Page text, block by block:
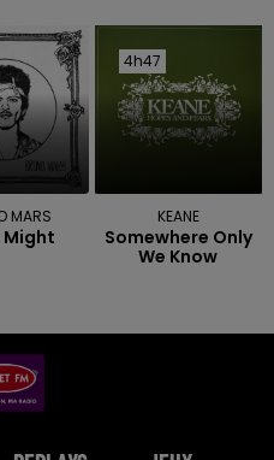
MARS
Might
4h47
4h47
KEANE
Somewhere Only
We Know